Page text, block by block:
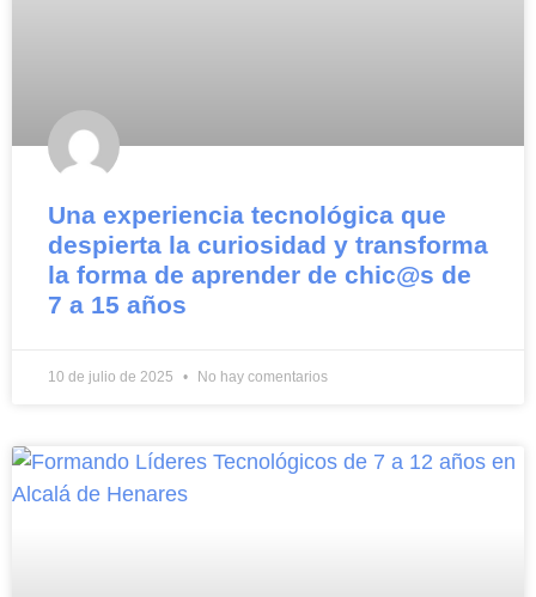
Una experiencia tecnológica que
despierta la curiosidad y transforma
la forma de aprender de chic@s de
7 a 15 años
10 de julio de 2025 No hay comentarios